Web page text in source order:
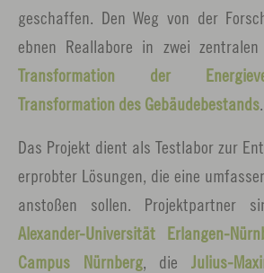
geschaffen. Den Weg von der
ebnen Reallabore in zwei zentralen
Transformation der
Transformation des Gebäudebestands
Das Projekt dient als Testlabor zur
erprobter Lösungen, die eine
anstoßen sollen. Projektpartner
Alexander-Universität Erlangen-
Campus Nürnberg, die Julius-